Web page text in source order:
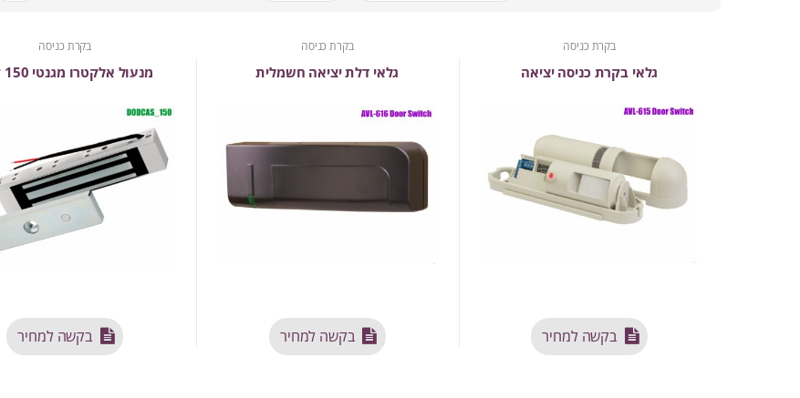
בקרת כניסה
גלאי בקרת כניסה יציאה
בקשה למחיר
בקרת כניסה
גלאי דלת יציאה חשמלית
בקשה למחיר
בקרת כניסה
מנעול אלקטרו מגנטי 150 קילו
בקשה למחיר